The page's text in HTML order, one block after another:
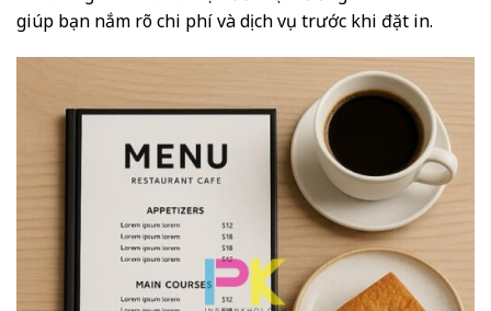
giúp bạn nắm rõ chi phí và dịch vụ trước khi đặt in.